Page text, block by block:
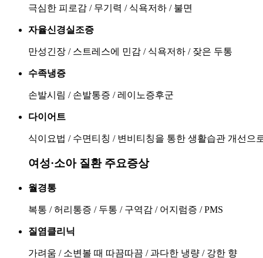
극심한 피로감 / 무기력 / 식욕저하 / 불면
자율신경실조증
만성긴장 / 스트레스에 민감 / 식욕저하 / 잦은 두통
수족냉증
손발시림 / 손발통증 / 레이노증후군
다이어트
식이요법 / 수면티칭 / 변비티칭을 통한 생활습관 개선으
여성·소아 질환 주요증상
월경통
복통 / 허리통증 / 두통 / 구역감 / 어지럼증 / PMS
질염클리닉
가려움 / 소변볼 때 따끔따끔 / 과다한 냉량 / 강한 향